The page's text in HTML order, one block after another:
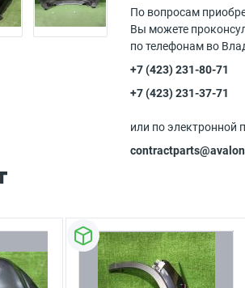
По вопросам
Вы можете
по телефонам во
+7 (423) 231-80-71
+7 (423) 231-37-71
или по электронной